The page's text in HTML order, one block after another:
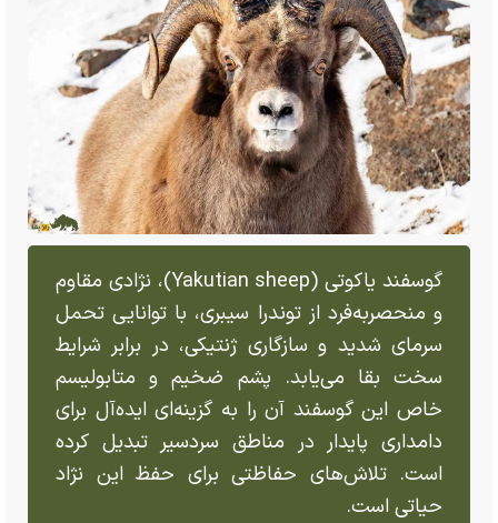
گوسفند یاکوتی (Yakutian sheep)، نژادی مقاوم
و منحصر‌به‌فرد از توندرا سیبری، با توانایی تحمل
سرمای شدید و سازگاری ژنتیکی، در برابر شرایط
سخت بقا می‌یابد. پشم ضخیم و متابولیسم
خاص این گوسفند آن را به گزینه‌ای ایده‌آل برای
دامداری پایدار در مناطق سردسیر تبدیل کرده
است. تلاش‌های حفاظتی برای حفظ این نژاد
حیاتی است.